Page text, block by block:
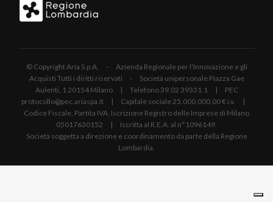
© Copyright Aria S.p.A. - Azienda Regionale per l'Innovazione e gli
Acquisti Tutti i diritti riservati - Società unipersonale Piazza Gae
Aulenti, 1 20154 Milano | Telefono 39.02 39331.1 | PEC
protocollo@pec.ariaspa.it | Capitale sociale 25.000.000,00 € i.v. |
Codice Fiscale, Partita IVA, Iscrizione Registro delle Imprese di Milano
05017630152 | Iscritta al R.E.A. al n°1096149.
Società soggetta a direzione e coordinamento da parte della Regione
Lombardia.